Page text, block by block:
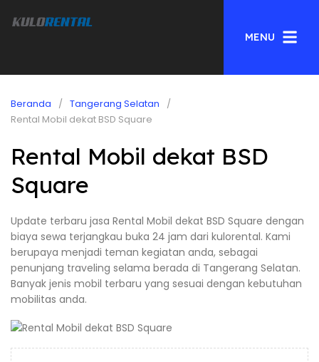
MENU
Beranda
Tangerang Selatan
Rental Mobil dekat BSD Square
Rental Mobil dekat BSD
Square
Update terbaru jasa Rental Mobil dekat BSD Square dengan
biaya sewa terjangkau buka 24 jam dari kulorental. Kami
berupaya menjadi teman kegiatan anda, sebagai
penunjang traveling selama berada di Tangerang Selatan.
Banyak jenis mobil terbaru yang sesuai dengan kebutuhan
mobilitas anda.